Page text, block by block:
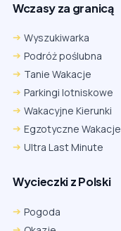
Wczasy za granicą
Wyszukiwarka
Podróż poślubna
Tanie Wakacje
Parkingi lotniskowe
Wakacyjne Kierunki
Egzotyczne Wakacje
Ultra Last Minute
Wycieczki z Polski
Pogoda
Firefox